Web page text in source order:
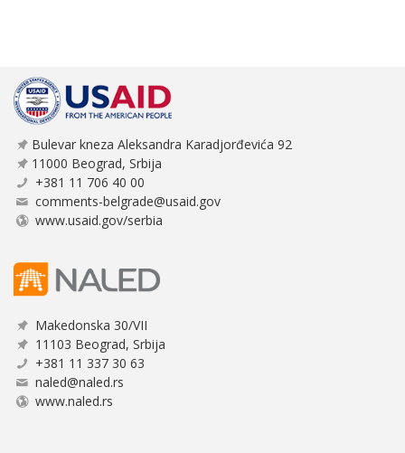
Bulevar kneza Aleksandra Karadjorđevića 92
11000 Beograd, Srbija
+381 11 706 40 00
comments-belgrade@usaid.gov
www.usaid.gov/serbia
Makedonska 30/VII
11103 Beograd, Srbija
+381 11 337 30 63
naled@naled.rs
www.naled.rs